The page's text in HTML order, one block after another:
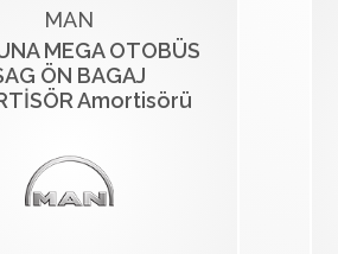
MAN
MEGA OTOBÜS
ÖN BAGAJ
Amortisörü